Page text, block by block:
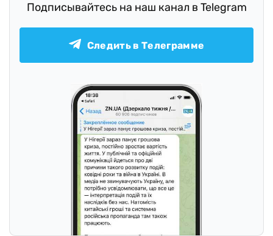
Подписывайтесь на наш канал в Telegram
Следить в Телеграмме